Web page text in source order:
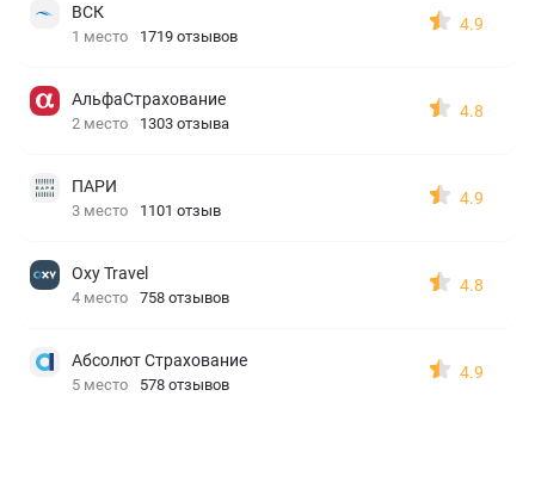
ВСК
1 место 1719 отзывов
4.9
АльфаСтрахование
2 место 1303 отзыва
4.8
ПАРИ
3 место 1101 отзыв
4.9
Oxy Travel
4 место 758 отзывов
4.8
Абсолют Страхование
5 место 578 отзывов
4.9